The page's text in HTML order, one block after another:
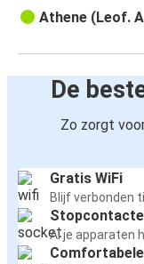
Athene (Leof.
De
Zo zorgt
Gratis WiFi
Blijf verbonden
Al je apparaten